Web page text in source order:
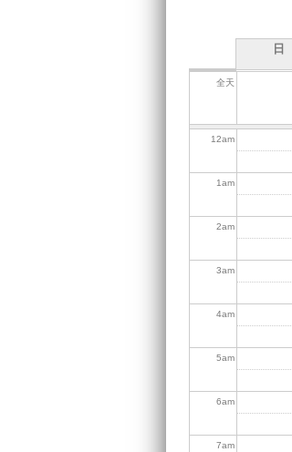
日
全天
12am
1am
2am
3am
4am
5am
6am
7am